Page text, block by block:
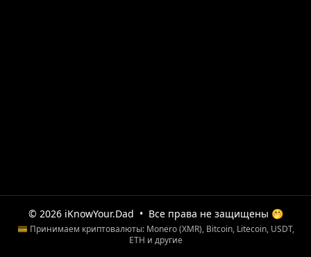
© 2026 iKnowYour.Dad • Все права не защищены 🤭
💳 Принимаем криптовалюты: Monero (XMR), Bitcoin, Litecoin, USDT,
ETH и другие